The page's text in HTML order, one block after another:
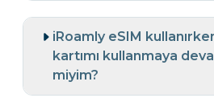
iRoamly eSIM
kartımı kullanmaya
miyim?